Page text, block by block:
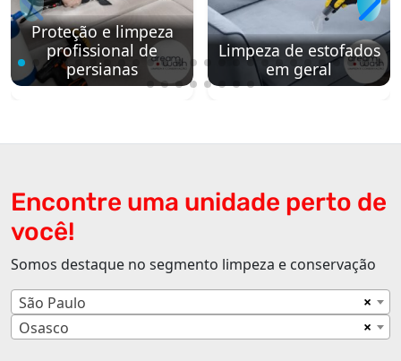
Proteção e limpeza
profissional de
persianas
Limpeza de estofados
em geral
Encontre uma unidade perto de
você!
Somos destaque no segmento limpeza e conservação
×
São Paulo
×
Osasco